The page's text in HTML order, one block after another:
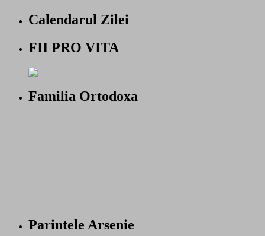
Calendarul Zilei
FII PRO VITA
Familia Ortodoxa
Parintele Arsenie